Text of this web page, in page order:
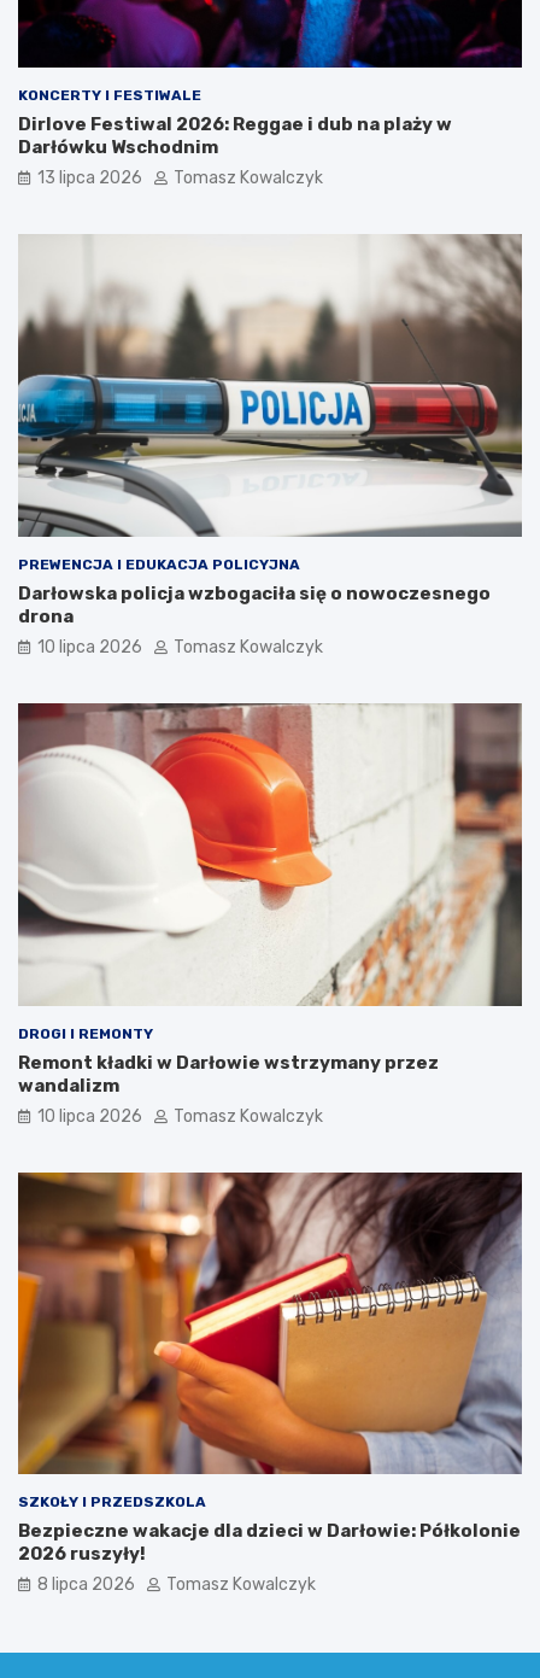
KONCERTY I FESTIWALE
Dirlove Festiwal 2026: Reggae i dub na plaży w
Darłówku Wschodnim
13 lipca 2026 Tomasz Kowalczyk
PREWENCJA I EDUKACJA POLICYJNA
Darłowska policja wzbogaciła się o nowoczesnego
drona
10 lipca 2026 Tomasz Kowalczyk
DROGI I REMONTY
Remont kładki w Darłowie wstrzymany przez
wandalizm
10 lipca 2026 Tomasz Kowalczyk
SZKOŁY I PRZEDSZKOLA
Bezpieczne wakacje dla dzieci w Darłowie: Półkolonie
2026 ruszyły!
8 lipca 2026 Tomasz Kowalczyk